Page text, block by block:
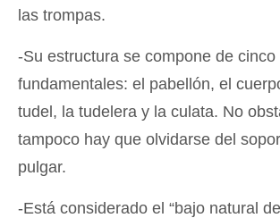
las trompas.
-Su estructura se compone de cinco
fundamentales: el pabellón, el
tudel, la tudelera y la culata. No
tampoco hay que olvidarse del
pulgar.
-Está considerado el “bajo natural